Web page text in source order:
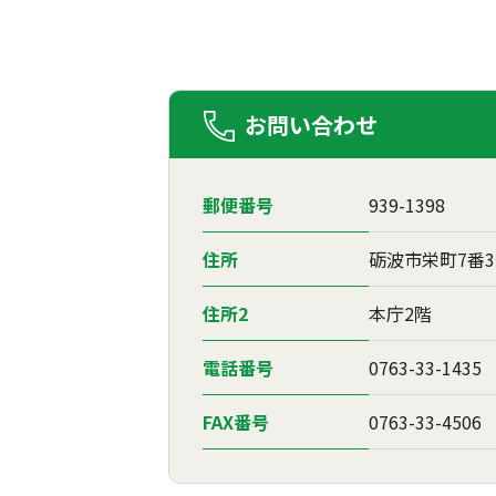
お問い合わせ
郵便番号 939-1398
住所 砺波市栄町7番
住所2 本庁2階
電話番号 0763-33-1435
FAX番号 0763-33-4506